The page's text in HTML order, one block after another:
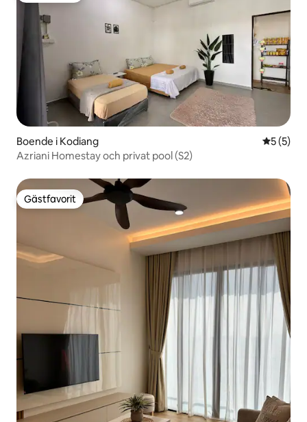
Boende i Kodiang 5 av 5 i
5 (5)
Azriani Homestay och privat pool (S2)
Gästfavorit
Gästfavorit